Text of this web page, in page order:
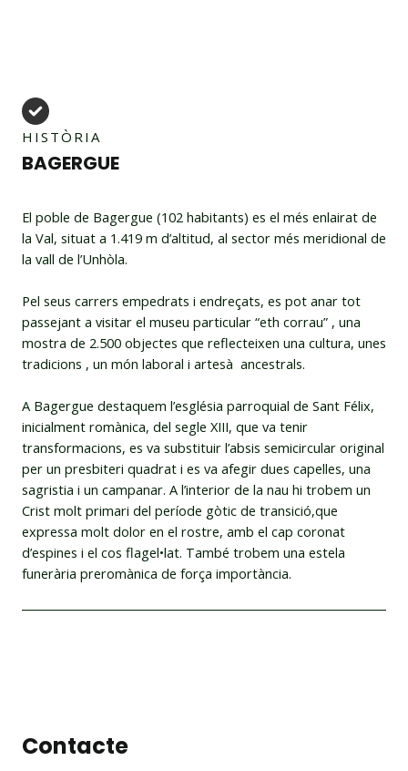
HISTÒRIA
BAGERGUE
El poble de Bagergue (102 habitants) es el més enlairat de
la Val, situat a 1.419 m d’altitud, al sector més meridional de
la vall de l’Unhòla.
Pel seus carrers empedrats i endreçats, es pot anar tot
passejant a visitar el museu particular “eth corrau” , una
mostra de 2.500 objectes que reflecteixen una cultura, unes
tradicions , un món laboral i artesà ancestrals.
A Bagergue destaquem l’església parroquial de Sant Félix,
inicialment romànica, del segle XIII, que va tenir
transformacions, es va substituir l’absis semicircular original
per un presbiteri quadrat i es va afegir dues capelles, una
sagristia i un campanar. A l’interior de la nau hi trobem un
Crist molt primari del període gòtic de transició,que
expressa molt dolor en el rostre, amb el cap coronat
d’espines i el cos flagel•lat. També trobem una estela
funerària preromànica de força importància.
Contacte